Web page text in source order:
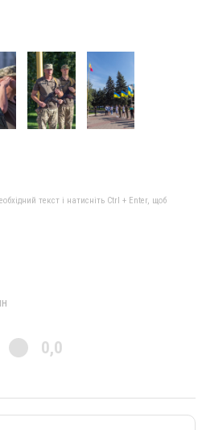
текст і натисніть Ctrl + Enter, щоб
0,0